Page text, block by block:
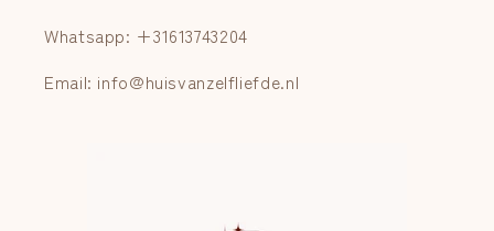
Whatsapp: +31613743204
Email: info@huisvanzelfliefde.nl